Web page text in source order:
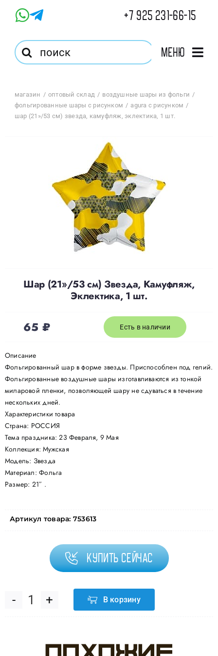
+7 925 231-66-15
Результат
поиска:
Меню
Магазин
Избранное
Политика конфиденциальности
магазин оптовый склад
воздушные шары из фольги
фольгированные шары с рисунком
agura с рисунком
шар (21»/53 см) звезда, камуфляж, эклектика, 1 шт.
Шар (21»/53 см) Звезда, Камуфляж,
Эклектика, 1 шт.
65 ₽ Есть в наличии
Описание
Фольгированный шар в форме звезды. Приспособлен под гелий.
Фольгированные воздушные шары изготавливаются из тонкой
миларовой пленки, позволяющей шару не сдуваться в течение
нескольких дней.
Характеристики товара
Страна: РОССИЯ
Тема праздника: 23 Февраля, 9 Мая
Коллекция: Мужская
Модель: Звезда
Материал: Фольга
Размер: 21″ .
Артикул товара: 753613
Купить сейчас
Количество
Шар
В корзину